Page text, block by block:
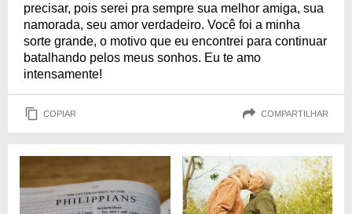
precisar, pois serei pra sempre sua melhor amiga, sua
namorada, seu amor verdadeiro. Você foi a minha
sorte grande, o motivo que eu encontrei para continuar
batalhando pelos meus sonhos. Eu te amo
intensamente!
COPIAR COMPARTILHAR